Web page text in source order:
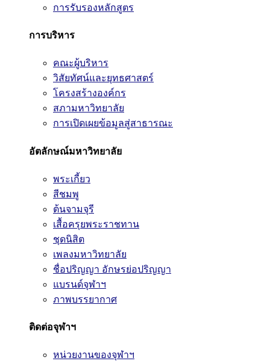
การรับรองหลักสูตร
การบริหาร
คณะผู้บริหาร
วิสัยทัศน์และยุทธศาสตร์
โครงสร้างองค์กร
สภามหาวิทยาลัย
การเปิดเผยข้อมูลสู่สาธารณะ
อัตลักษณ์มหาวิทยาลัย
พระเกี้ยว
สีชมพู
ต้นจามจุรี
เสื้อครุยพระราชทาน
ชุดนิสิต
เพลงมหาวิทยาลัย
ชื่อปริญญา อักษรย่อปริญญา
แบรนด์จุฬาฯ
ภาพบรรยากาศ
ติดต่อจุฬาฯ
หน่วยงานของจุฬาฯ